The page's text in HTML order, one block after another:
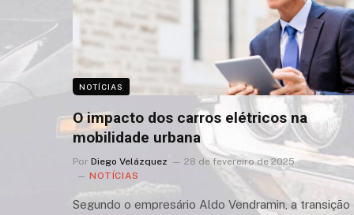
NOTÍCIAS
O impacto dos carros elétricos na
mobilidade urbana
Por Diego Velázquez
28 de fevereiro de 2025
NOTÍCIAS
Segundo o empresário Aldo Vendramin, a transição